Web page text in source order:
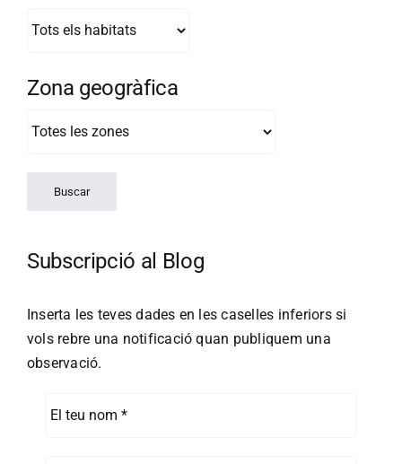
Zona geogràfica
Subscripció al Blog
Inserta les teves dades en les caselles inferiors si
vols rebre una notificació quan publiquem una
observació.